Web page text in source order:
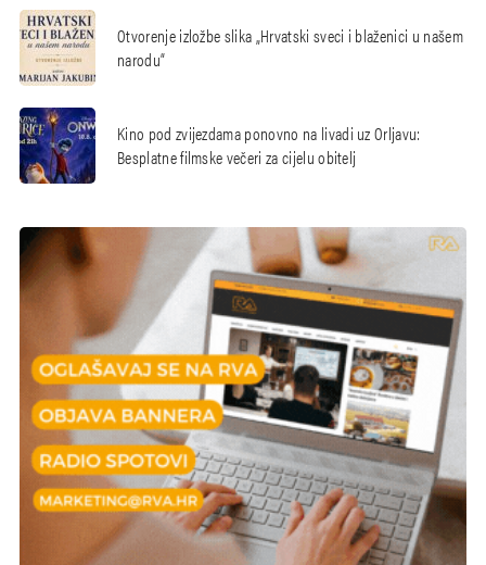
Otvorenje izložbe slika „Hrvatski sveci i blaženici u našem
narodu“
Kino pod zvijezdama ponovno na livadi uz Orljavu:
Besplatne filmske večeri za cijelu obitelj